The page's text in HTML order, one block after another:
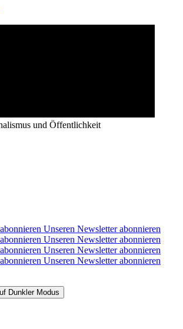
und Öffentlichkeit
Unseren Newsletter abonnieren
Unseren Newsletter abonnieren
Unseren Newsletter abonnieren
Unseren Newsletter abonnieren
DunklerModus